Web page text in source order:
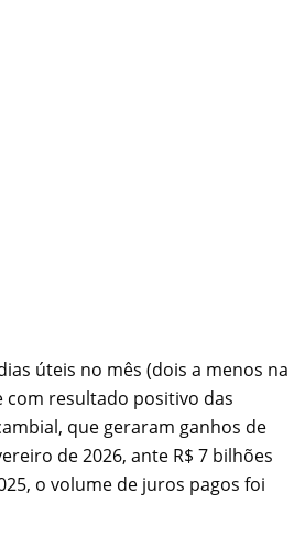
úteis no mês (dois a menos na
com resultado positivo das
que geraram ganhos de
de 2026, ante R$ 7 bilhões
o volume de juros pagos foi